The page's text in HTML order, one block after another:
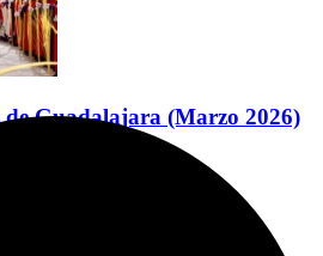
de Guadalajara (Marzo 2026)